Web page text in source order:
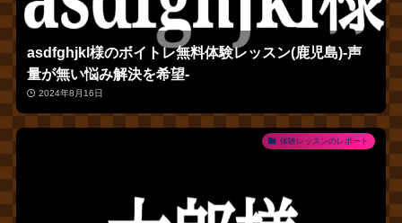
asdfghjkl様のボイトレ無料体験レッスン(鹿児島)‐声
量が無い悩み解決を希望‐
2024年8月16日
体験レッスンのレポート